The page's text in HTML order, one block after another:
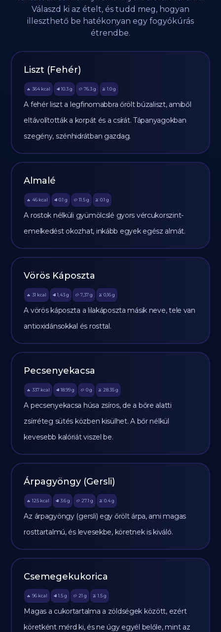
Válaszd ki az ételt, és tudd meg, hogyan
illeszthető be hatékonyan egy fogyókúrás
étrendbe.
Liszt (Fehér)
🔥 364 kcal 🥩 10.3 g 🥔 76.3g 🫒 1.0 g
A fehér liszt a legfinomabbra őrölt búzaliszt, amiből
eltávolították a korpát és a csírát. Tápanyagokban
szegény, szénhidrátban gazdag.
Almalé
🔥 46 kcal 🥩 0.1 g 🥔 11.5g 🫒 0.1 g
A rostok nélküli gyümölcslé gyors vércukorszint-
emelkedést okozhat, inkább egyek egész almát.
Vörös Káposzta
🔥 31 kcal 🥩 1,43 g 🥔 7,37g 🫒 0,16 g
A vörös káposzta a lilakáposzta másik neve, tele van
antioxidánsokkal és rosttal.
Pecsenyekacsa
🔥 337 kcal 🥩 18.99 g 🥔 0g 🫒 28.35 g
A pecsenyekacsa húsa zsíros, de a bőre alatti
zsírréteg sütés közben kisülhet. A bőr nélkül
kevesebb kalóriát viszel be.
Árpagyöngy (Gersli)
🔥 125 kcal 🥩 3.6 g 🥔 27.1 g 🫒 0.4 g
Az árpagyöngy (gersli) egy őrölt árpa, ami magas
rosttartalmú, és levesekbe, köretnek is kiváló.
Csemegekukorica
🔥 96 kcal 🥩 1.5 g 🥔 21 g 🫒 1.5 g
Magas a cukortartalma a zöldségek között, ezért
köretként mérd ki, és ne úgy egyél belőle, mint az